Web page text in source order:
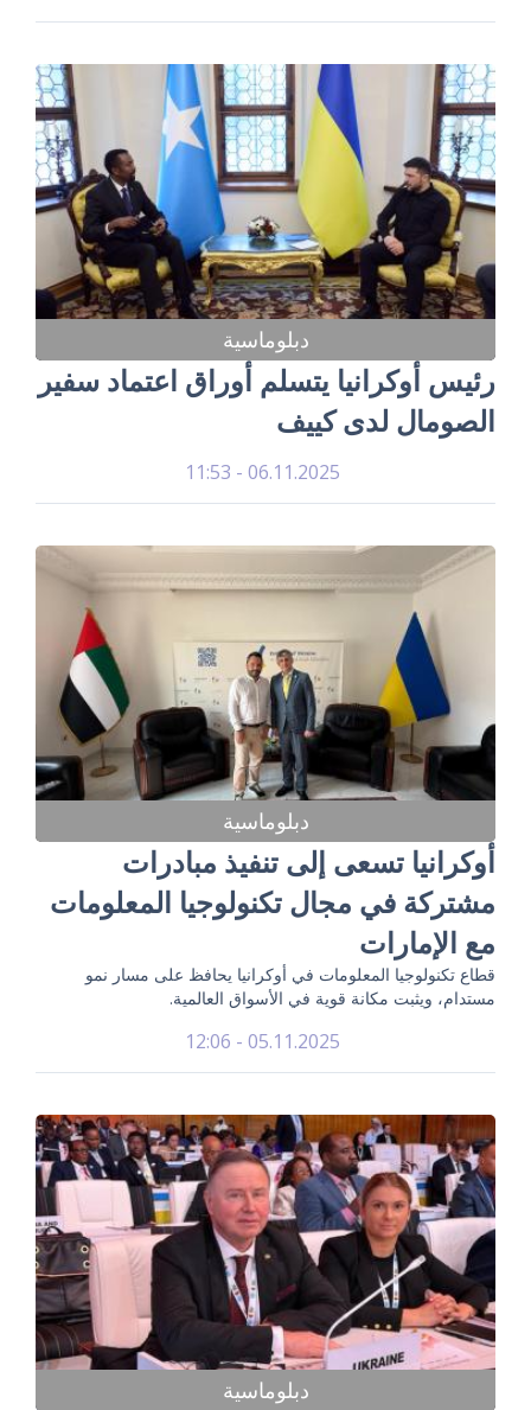
دبلوماسية
رئيس أوكرانيا يتسلم أوراق اعتماد سفير
الصومال لدى كييف
06.11.2025 - 11:53
دبلوماسية
أوكرانيا تسعى إلى تنفيذ مبادرات
مشتركة في مجال تكنولوجيا المعلومات
مع الإمارات
قطاع تكنولوجيا المعلومات في أوكرانيا يحافظ على مسار نمو
مستدام، ويثبت مكانة قوية في الأسواق العالمية.
05.11.2025 - 12:06
دبلوماسية